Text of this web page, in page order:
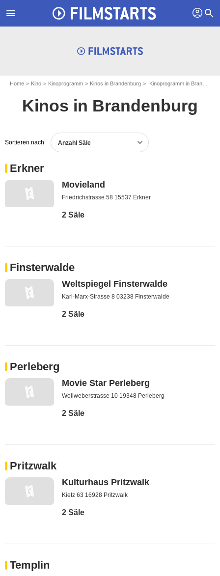
menu profil search
Home Kino Kinoprogramm Kinos in Brandenburg Kinoprogramm in Brandenburg - Seite 3
Kinos in Brandenburg
Sortieren nach Anzahl Säle
Erkner
Movieland
Friedrichstrasse 58 15537 Erkner
2 Säle
Finsterwalde
Weltspiegel Finsterwalde
Karl-Marx-Strasse 8 03238 Finsterwalde
2 Säle
Perleberg
Movie Star Perleberg
Wollweberstrasse 10 19348 Perleberg
2 Säle
Pritzwalk
Kulturhaus Pritzwalk
Kietz 63 16928 Pritzwalk
2 Säle
Templin